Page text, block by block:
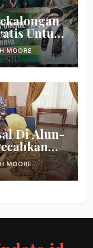
Untuk
MOORE
Di Alun-
MOORE